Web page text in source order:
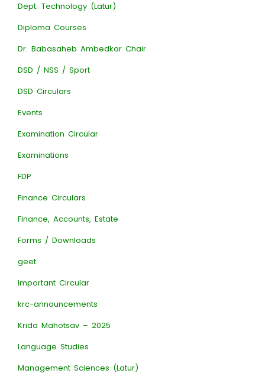
Dept. Technology (Latur)
Diploma Courses
Dr. Babasaheb Ambedkar Chair
DSD / NSS / Sport
DSD Circulars
Events
Examination Circular
Examinations
FDP
Finance Circulars
Finance, Accounts, Estate
Forms / Downloads
geet
Important Circular
krc-announcements
Krida Mahotsav – 2025
Language Studies
Management Sciences (Latur)